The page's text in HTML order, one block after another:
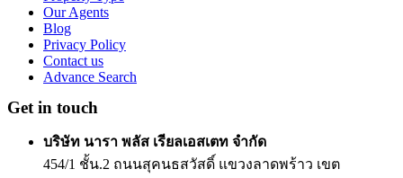
Our Agents
Blog
Privacy Policy
Contact us
Advance Search
Get in touch
บริษัท นารา พลัส เรียลเอสเตท จำกัด
454/1 ชั้น.2 ถนนสุคนธสวัสดิ์ แขวงลาดพร้าว เขต